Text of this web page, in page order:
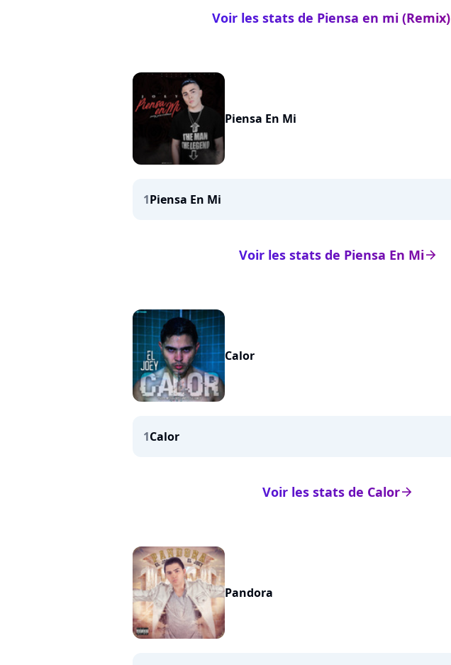
Voir les stats de Piensa en mi (Remix)
Piensa En Mi
1Piensa En Mi
arrow_right
Voir les stats de Piensa En Mi
Calor
1Calor
arrow_right
Voir les stats de Calor
Pandora